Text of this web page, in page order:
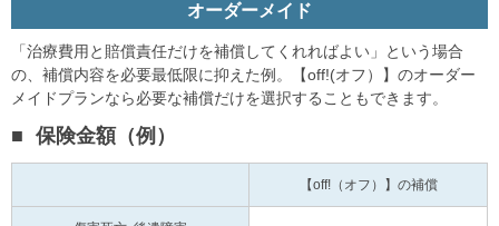
オーダーメイド
「治療費用と賠償責任だけを補償してくれればよい」という場合
の、補償内容を必要最低限に抑えた例。【off!(オフ）】のオーダー
メイドプランなら必要な補償だけを選択することもできます。
保険金額（例）
【off!（オフ）】の補償